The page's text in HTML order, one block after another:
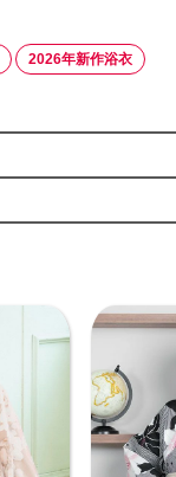
2026年新作浴衣